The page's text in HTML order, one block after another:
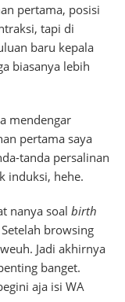
pertama, posisi
tapi di
baru kepala
biasanya lebih
mendengar
pertama saya
tanda persalinan
induksi, hehe.
nanya soal birth
browsing
Jadi akhirnya
banget.
aja isi WA